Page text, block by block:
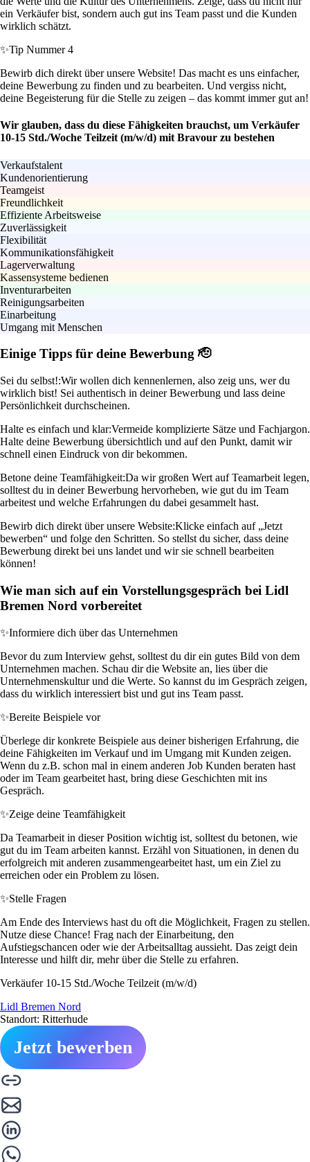
ein Verkäufer bist, sondern auch gut ins Team passt und die Kunden
wirklich schätzt.
✨Tip Nummer 4
Bewirb dich direkt über unsere Website! Das macht es uns einfacher,
deine Bewerbung zu finden und zu bearbeiten. Und vergiss nicht,
deine Begeisterung für die Stelle zu zeigen – das kommt immer gut an!
Wir glauben, dass du diese Fähigkeiten brauchst, um Verkäufer
10-15 Std./Woche Teilzeit (m/w/d) mit Bravour zu bestehen
Verkaufstalent
Kundenorientierung
Teamgeist
Freundlichkeit
Effiziente Arbeitsweise
Zuverlässigkeit
Flexibilität
Kommunikationsfähigkeit
Lagerverwaltung
Kassensysteme bedienen
Inventurarbeiten
Reinigungsarbeiten
Einarbeitung
Umgang mit Menschen
Einige Tipps für deine Bewerbung 🫡
Sei du selbst!:Wir wollen dich kennenlernen, also zeig uns, wer du
wirklich bist! Sei authentisch in deiner Bewerbung und lass deine
Persönlichkeit durchscheinen.
Halte es einfach und klar:Vermeide komplizierte Sätze und Fachjargon.
Halte deine Bewerbung übersichtlich und auf den Punkt, damit wir
schnell einen Eindruck von dir bekommen.
Betone deine Teamfähigkeit:Da wir großen Wert auf Teamarbeit legen,
solltest du in deiner Bewerbung hervorheben, wie gut du im Team
arbeitest und welche Erfahrungen du dabei gesammelt hast.
Bewirb dich direkt über unsere Website:Klicke einfach auf „Jetzt
bewerben“ und folge den Schritten. So stellst du sicher, dass deine
Bewerbung direkt bei uns landet und wir sie schnell bearbeiten
können!
Wie man sich auf ein Vorstellungsgespräch bei Lidl
Bremen Nord vorbereitet
✨Informiere dich über das Unternehmen
Bevor du zum Interview gehst, solltest du dir ein gutes Bild von dem
Unternehmen machen. Schau dir die Website an, lies über die
Unternehmenskultur und die Werte. So kannst du im Gespräch zeigen,
dass du wirklich interessiert bist und gut ins Team passt.
✨Bereite Beispiele vor
Überlege dir konkrete Beispiele aus deiner bisherigen Erfahrung, die
deine Fähigkeiten im Verkauf und im Umgang mit Kunden zeigen.
Wenn du z.B. schon mal in einem anderen Job Kunden beraten hast
oder im Team gearbeitet hast, bring diese Geschichten mit ins
Gespräch.
✨Zeige deine Teamfähigkeit
Da Teamarbeit in dieser Position wichtig ist, solltest du betonen, wie
gut du im Team arbeiten kannst. Erzähl von Situationen, in denen du
erfolgreich mit anderen zusammengearbeitet hast, um ein Ziel zu
erreichen oder ein Problem zu lösen.
✨Stelle Fragen
Am Ende des Interviews hast du oft die Möglichkeit, Fragen zu stellen.
Nutze diese Chance! Frag nach der Einarbeitung, den
Aufstiegschancen oder wie der Arbeitsalltag aussieht. Das zeigt dein
Interesse und hilft dir, mehr über die Stelle zu erfahren.
Verkäufer 10-15 Std./Woche Teilzeit (m/w/d)
Lidl Bremen Nord
Standort: Ritterhude
Jetzt bewerben